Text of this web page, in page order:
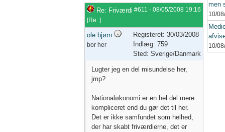
#611 - 08/05/2008 19:16
Re: Friværdi
[Re: ]
ole bjørn
bor her
Registeret: 30/03/2008
Indlæg: 759
Sted: Sverige/Danmark
Lugter jeg en del misundelse her,
jmp?
Nationaløkonomi er en hel del mere
kompliceret end du gør det til her.
Det er ikke samfundet som helhed,
der har skabt friværdierne, det er
men
10/
10/